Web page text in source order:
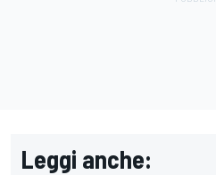
Leggi anche: